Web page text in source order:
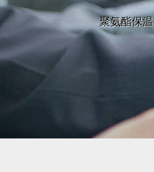
聚氨酯保